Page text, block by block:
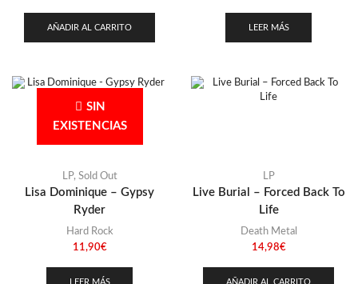
AÑADIR AL CARRITO LEER MÁS
SIN
EXISTENCIAS
LP, Sold Out
Lisa Dominique – Gypsy
Ryder
Hard Rock
11,90€
LEER MÁS
LP
Live Burial – Forced Back To
Life
Death Metal
14,98€
AÑADIR AL CARRITO